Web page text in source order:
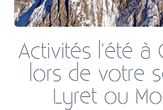
Activités l'été à
lors de votre
Lyret ou